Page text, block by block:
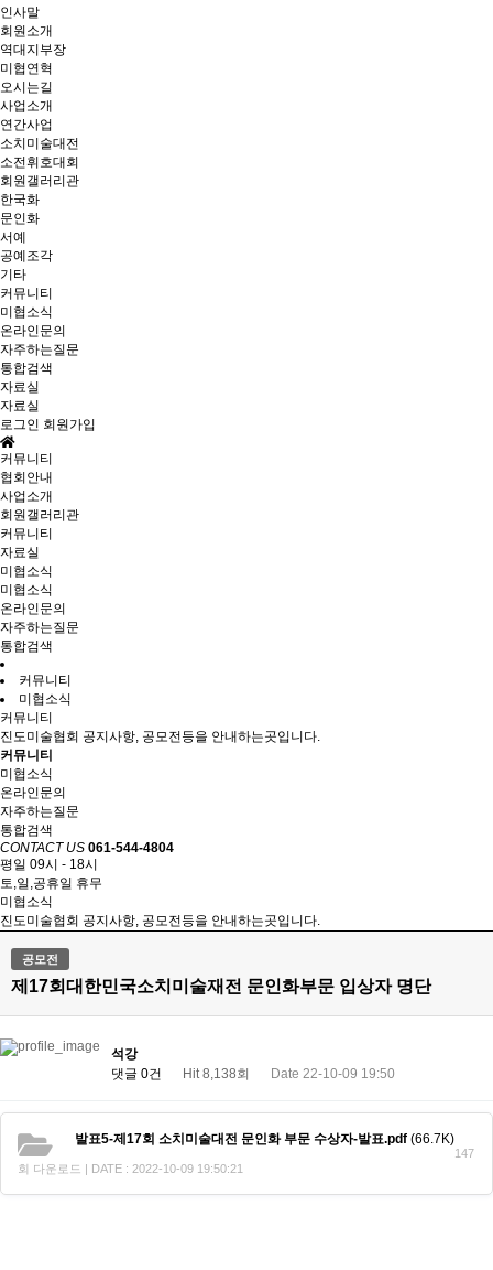
인사말
회원소개
역대지부장
미협연혁
오시는길
사업소개
연간사업
소치미술대전
소전휘호대회
회원갤러리관
한국화
문인화
서예
공예조각
기타
커뮤니티
미협소식
온라인문의
자주하는질문
통합검색
자료실
자료실
로그인 회원가입
커뮤니티
협회안내
사업소개
회원갤러리관
커뮤니티
자료실
미협소식
미협소식
온라인문의
자주하는질문
통합검색
커뮤니티
미협소식
커뮤니티
진도미술협회 공지사항, 공모전등을 안내하는곳입니다.
커뮤니티
미협소식
온라인문의
자주하는질문
통합검색
CONTACT US 061-544-4804
평일 09시 - 18시
토,일,공휴일 휴무
미협소식
진도미술협회 공지사항, 공모전등을 안내하는곳입니다.
공모전
제17회대한민국소치미술재전 문인화부문 입상자 명단
석강
댓글 0건
Hit 8,138회 Date 22-10-09 19:50
발표5-제17회 소치미술대전 문인화 부문 수상자-발표.pdf (66.7K)
147
회 다운로드 | DATE : 2022-10-09 19:50:21